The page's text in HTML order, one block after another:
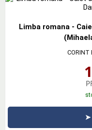
Limba romana -
CORINT
➤